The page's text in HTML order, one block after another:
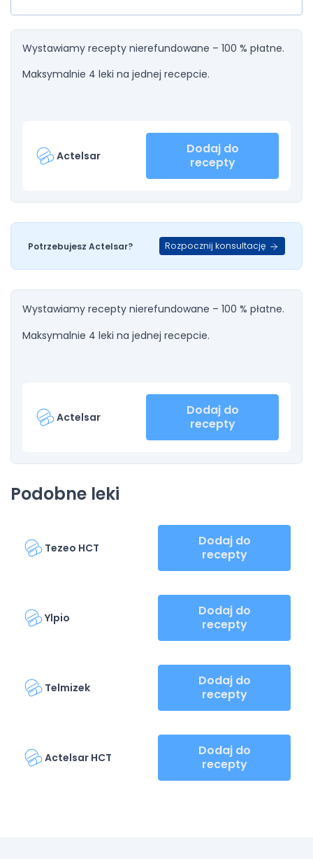
Wystawiamy recepty nierefundowane – 100 % płatne.
Maksymalnie 4 leki na jednej recepcie.
Actelsar
Dodaj do
recepty
Potrzebujesz Actelsar? Rozpocznij konsultację
Wystawiamy recepty nierefundowane – 100 % płatne.
Maksymalnie 4 leki na jednej recepcie.
Actelsar
Dodaj do
recepty
Podobne leki
Tezeo HCT
Dodaj do
recepty
Ylpio
Dodaj do
recepty
Telmizek
Dodaj do
recepty
Actelsar HCT
Dodaj do
recepty